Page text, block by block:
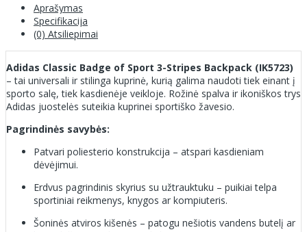
Aprašymas
Specifikacija
(0) Atsiliepimai
Adidas Classic Badge of Sport 3-Stripes Backpack (IK5723)
– tai universali ir stilinga kuprinė, kurią galima naudoti tiek einant į
sporto salę, tiek kasdienėje veikloje. Rožinė spalva ir ikoniškos trys
Adidas juostelės suteikia kuprinei sportiško žavesio.
Pagrindinės savybės:
Patvari poliesterio konstrukcija – atspari kasdieniam
dėvėjimui.
Erdvus pagrindinis skyrius su užtrauktuku – puikiai telpa
sportiniai reikmenys, knygos ar kompiuteris.
Šoninės atviros kišenės – patogu nešiotis vandens butelį ar